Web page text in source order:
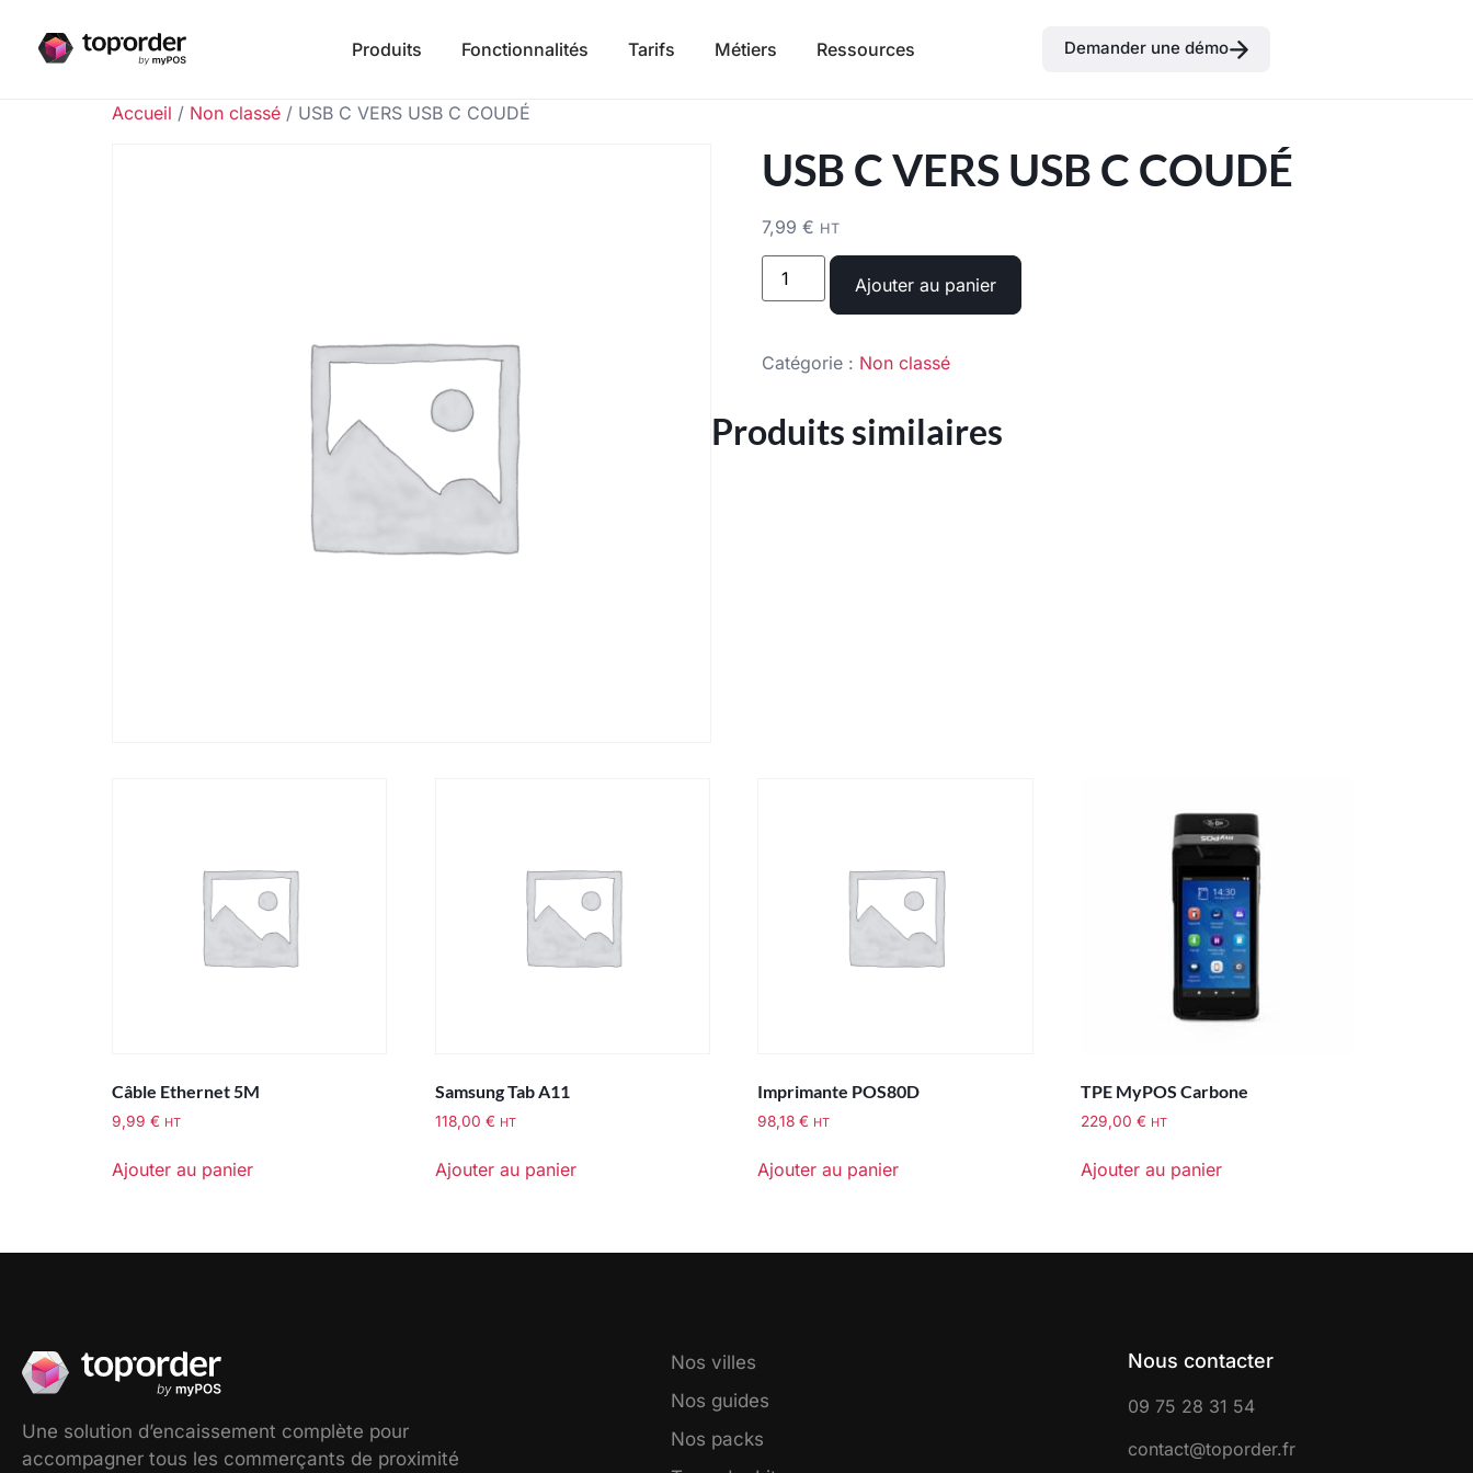
Produits Fonctionnalités Tarifs Métiers Ressources Demander une démo
Accueil / Non classé / USB C VERS USB C COUDÉ
USB C VERS USB C COUDÉ
7,99 € HT
Ajouter au panier
Catégorie : Non classé
Produits similaires
Câble Ethernet 5M
9,99 € HT
Ajouter au panier
Samsung Tab A11
118,00 € HT
Ajouter au panier
Imprimante POS80D
98,18€ HT
Ajouter au panier
TPE MyPOS Carbone
229,00€ HT
Ajouter au panier
Une solution d’encaissement complète pour
accompagner tous les commerçants de proximité
Nos villes
Nos guides
Nos packs
Nous contacter
09 75 28 31 54
contact@toporder.fr